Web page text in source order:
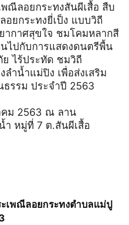
ณีลอยกระทงสันผีเสื้อ สืบ
ยกระทงยี่เป็ง แบบวิถี
ากาศสุขใจ ชมโคมหลากสี
ไปกับการแสดงดนตรีพื้น
ไร้ประทัด ชมวิถี
ำน้ำแม่ปิง เพื่อส่งเสริม
ธรรม ประจำปี 2563
คม 2563 ณ ลาน
ำ หมู่ที่ 7 ต.สันผีเสื้อ
เพณีลอยกระทงตำบลแม่ปู